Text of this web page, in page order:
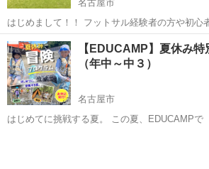
名古屋市
はじめまして！！ フットサル経験者の方や初心者の方や運動不足解消
したい方やみんなでワイワイ楽しみたい方や新
非参加してください٩(ˊᗜˋ*)و はじめに軽くウォーミングアップをして
から、ひたすらゲームや...
愛知 名古屋市 参加者募集
【EDUCAMP】夏休み
（年中～中３）
名古屋市
はじめてに挑戦する夏。 この夏、EDUCAMPで 「やってみたい！」に